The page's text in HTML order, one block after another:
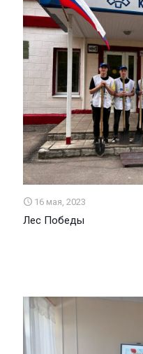
16 мая, 2023
Лес Победы